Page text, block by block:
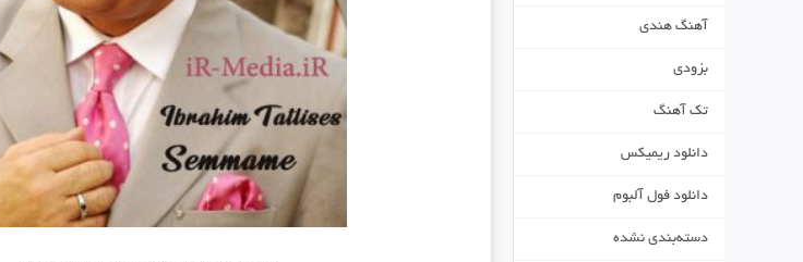
آهنگ هندی
بزودی
تک آهنگ
دانلود ریمیکس
دانلود فول آلبوم
دسته‌بندی نشده